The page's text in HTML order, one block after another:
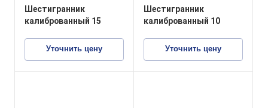
калиброванный
конструкционные стали
Шестигранник
калиброванный 15
Уточнить цену
калиброванный
конструкционные стали
Шестигранник
калиброванный 10
Уточнить цену